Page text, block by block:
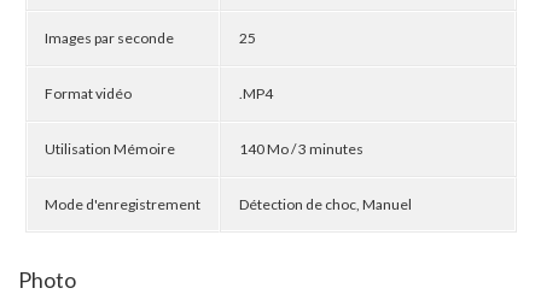
Images par seconde 25
Format vidéo .MP4
Utilisation Mémoire 140 Mo / 3 minutes
Mode d'enregistrement Détection de choc, Manuel
Photo